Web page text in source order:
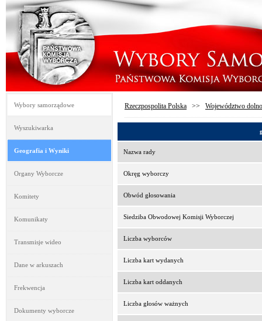
Wybory samorządowe
Wyszukiwarka
Geografia i Wyniki
Organy Wyborcze
Komitety
Komunikaty
Transmisje wideo
Dane w arkuszach
Frekwencja
Dokumenty wyborcze
Rzeczpospolita Polska >> Województwo
Nazwa rady
Okręg wyborczy
Obwód głosowania
Siedziba Obwodowej Komisji Wyborczej
Liczba wyborców
Liczba kart wydanych
Liczba kart oddanych
Liczba głosów ważnych